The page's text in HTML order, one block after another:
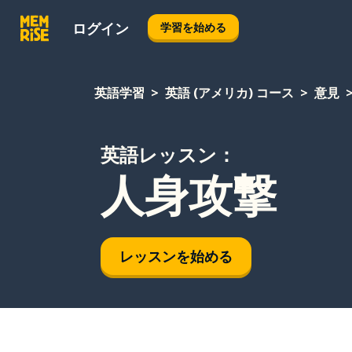
ログイン 学習を始める
英語学習 英語 (アメリカ) コース 意見
英語レッスン：
人身攻撃
レッスンを始める